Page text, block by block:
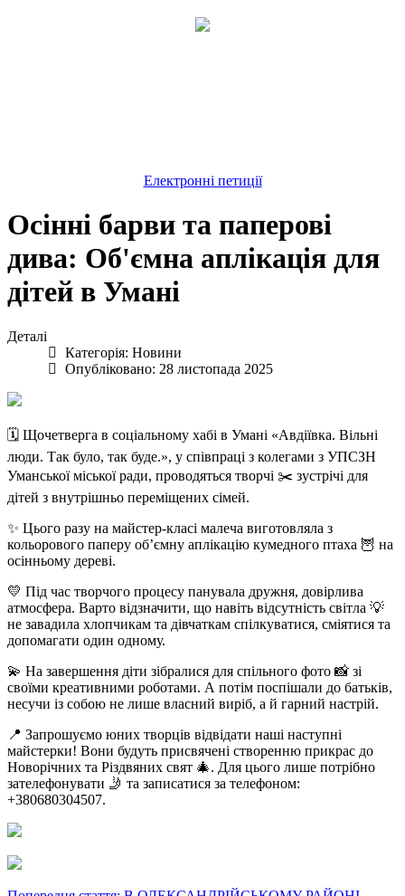
Електронні петиції
Осінні барви та паперові
дива: Об'ємна аплікація для
дітей в Умані
Деталі
Категорія: Новини
Опубліковано: 28 листопада 2025
🗓️ Щочетверга в соціальному хабі в Умані «Авдіївка. Вільні
люди. Так було, так буде.», у співпраці з колегами з УПСЗН
Уманської міської ради, проводяться творчі ✂️ зустрічі для
дітей з внутрішньо переміщених сімей.
✨ Цього разу на майстер-класі малеча виготовляла з
кольорового паперу об’ємну аплікацію кумедного птаха 🦉 на
осінньому дереві.
💛 Під час творчого процесу панувала дружня, довірлива
атмосфера. Варто відзначити, що навіть відсутність світла 💡
не завадила хлопчикам та дівчаткам спілкуватися, сміятися та
допомагати один одному.
💫 На завершення діти зібралися для спільного фото 📸 зі
своїми креативними роботами. А потім поспішали до батьків,
несучи із собою не лише власний виріб, а й гарний настрій.
📍 Запрошуємо юних творців відвідати наші наступні
майстерки! Вони будуть присвячені створенню прикрас до
Новорічних та Різдвяних свят 🎄. Для цього лише потрібно
зателефонувати 🤳 та записатися за телефоном:
+380680304507.